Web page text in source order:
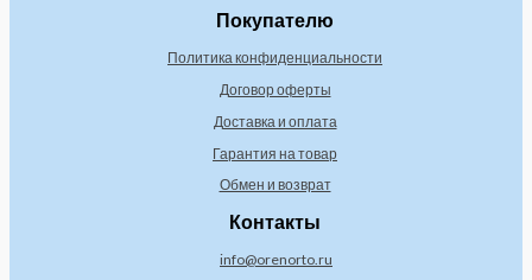
Покупателю
Политика конфиденциальности
Договор оферты
Доставка и оплата
Гарантия на товар
Обмен и возврат
Контакты
info@orenorto.ru